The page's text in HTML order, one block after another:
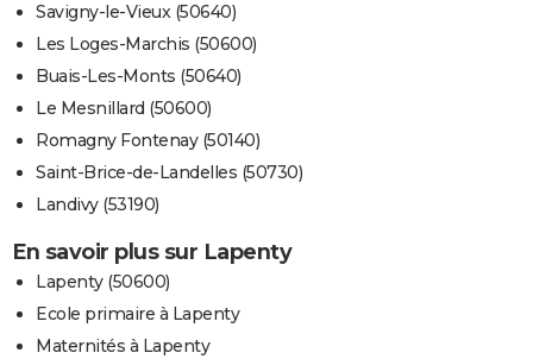
Savigny-le-Vieux (50640)
Les Loges-Marchis (50600)
Buais-Les-Monts (50640)
Le Mesnillard (50600)
Romagny Fontenay (50140)
Saint-Brice-de-Landelles (50730)
Landivy (53190)
En savoir plus sur Lapenty
Lapenty (50600)
Ecole primaire à Lapenty
Maternités à Lapenty